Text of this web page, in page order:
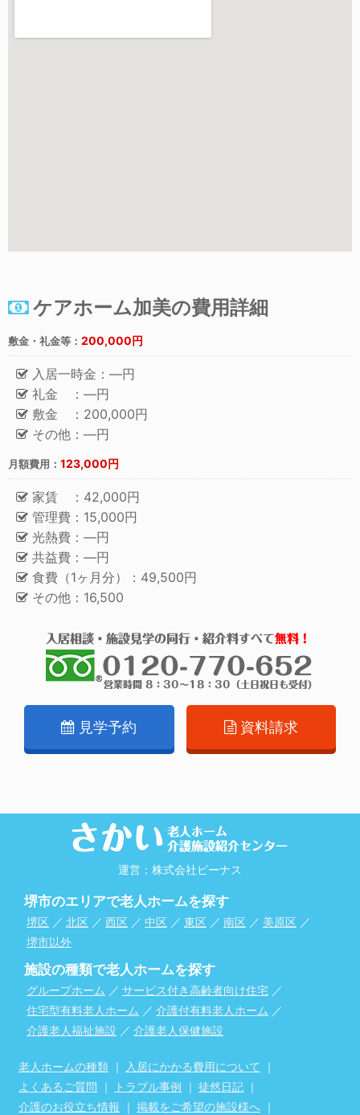
ケアホーム加美の費用詳細
敷金・礼金等： 200,000円
入居一時金：―円
礼金 ：―円
敷金 ：200,000円
その他：―円
月額費用： 123,000円
家賃 ：42,000円
管理費：15,000円
光熱費：―円
共益費：―円
食費（1ヶ月分）：49,500円
その他：16,500
見学予約 資料請求
運営：株式会社ビーナス
堺市のエリアで老人ホームを探す
堺区 ／ 北区 ／ 西区 ／ 中区 ／ 東区 ／ 南区 ／ 美原区 ／
堺市以外
施設の種類で老人ホームを探す
グループホーム ／ サービス付き高齢者向け住宅 ／
住宅型有料老人ホーム ／ 介護付有料老人ホーム ／
介護老人福祉施設 ／ 介護老人保健施設
老人ホームの種類 ｜ 入居にかかる費用について
｜
よくあるご質問 ｜ トラブル事例 ｜ 徒然日記 ｜
介護のお役立ち情報 ｜ 掲載をご希望の施設様へ ｜